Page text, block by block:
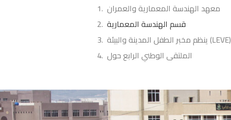
معهد الهندسة المعمارية والعمران
قسم الهندسة المعمارية
ينظم مخبر الطفل المدينة والبيئة (LEVE)
الملتقى الوطني الرابع حول